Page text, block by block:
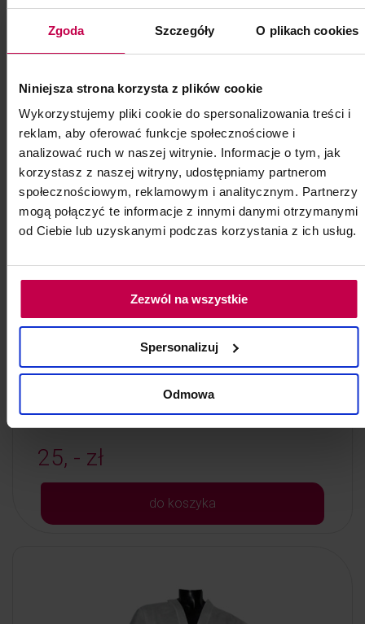
Zgoda Szczegóły O plikach cookies
Niniejsza strona korzysta z plików cookie
Wykorzystujemy pliki cookie do spersonalizowania treści i
reklam, aby oferować funkcje społecznościowe i
analizować ruch w naszej witrynie. Informacje o tym, jak
korzystasz z naszej witryny, udostępniamy partnerom
społecznościowym, reklamowym i analitycznym. Partnerzy
mogą połączyć te informacje z innymi danymi otrzymanymi
od Ciebie lub uzyskanymi podczas korzystania z ich usług.
Zezwól na wszystkie
Spersonalizuj
Odmowa
Rękawiczki nitrylowe czarne - M
Opakowanie: 100 szt.
Kod: 85247
25, - zł
do koszyka